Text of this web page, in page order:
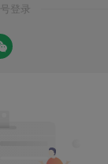
登录